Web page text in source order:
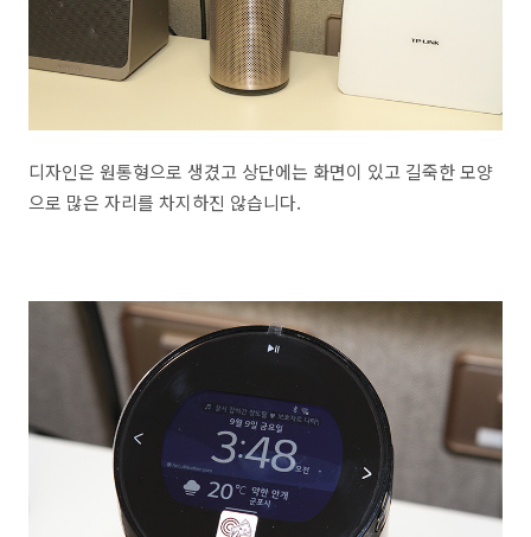
디자인은 원통형으로 생겼고 상단에는 화면이 있고 길죽한 모양
으로 많은 자리를 차지하진 않습니다.